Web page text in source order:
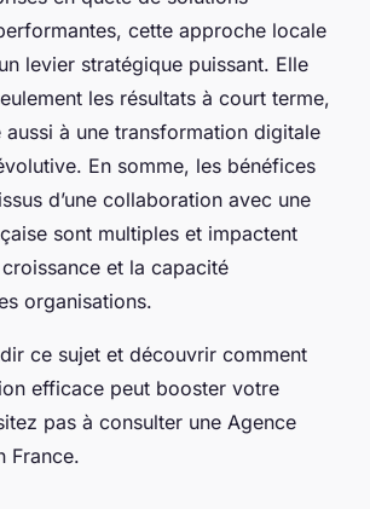
cette approche locale
levier stratégique puissant. Elle
les résultats à court terme,
aussi à une transformation digitale
En somme, les bénéfices
d’une collaboration avec une
sont multiples et impactent
et la capacité
organisations.
ce sujet et découvrir comment
efficace peut booster votre
pas à consulter une Agence
France.